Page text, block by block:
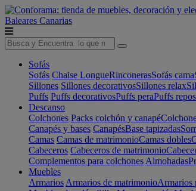
Baleares Canarias
Sofás
Sofás Chaise LongueRinconerasSofás cama
Sillones Sillones decorativosSillones relax
Puffs Puffs decorativosPuffs peraPuffs
Descanso
Colchones Packs colchón y canapé
Canapés y bases CanapésBase tapizadas
Camas Camas de matrimonioCamas dobles
Cabeceros Cabeceros de matrimonio
Complementos para colchones Almohadas
Muebles
Armarios Armarios de matrimonioArmarios